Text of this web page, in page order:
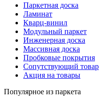
Паркетная доска
Ламинат
Кварц-винил
Модульный паркет
Инженерная доска
Массивная доска
Пробковые покрытия
Сопутствующий товар
Акция на товары
Популярное из паркета